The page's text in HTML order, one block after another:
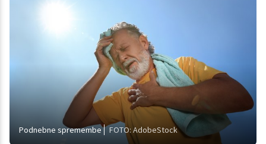
Podnebne spremembe FOTO: AdobeStock